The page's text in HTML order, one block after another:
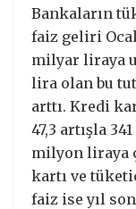
Bankaların
faiz geliri
milyar liraya
lira olan bu
arttı. Kredi
47,3 artışla
milyon liraya
kartı ve
faiz ise yıl